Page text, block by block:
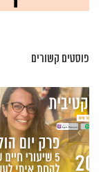
פוסטים קשורים